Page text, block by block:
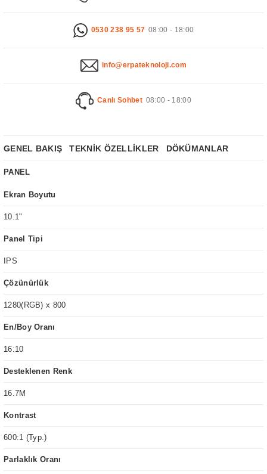
0530 238 95 57 08:00 - 18:00
info@erpateknoloji.com
Canlı Sohbet 08:00 - 18:00
GENEL BAKIŞ TEKNİK ÖZELLİKLER DÖKÜMANLAR
PANEL
Ekran Boyutu
10.1"
Panel Tipi
IPS
Çözünürlük
1280(RGB) x 800
En/Boy Oranı
16:10
Desteklenen Renk
16.7M
Kontrast
600:1 (Typ.)
Parlaklık Oranı